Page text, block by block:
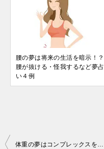
腰の夢は将来の生活を暗示！？
腰が抜ける・怪我するなど夢占
い４例
投
体重の夢はコンプレックスを示す！？体重が増えるなど夢占い３例！